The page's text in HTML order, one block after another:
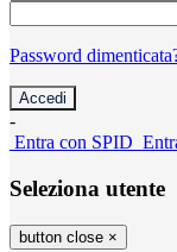
Password
-
Entra con SPID
Seleziona utente
button close ×